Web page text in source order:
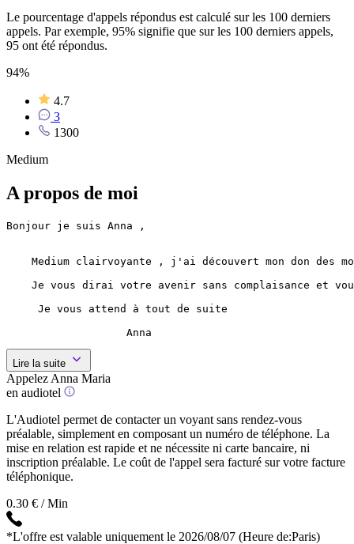
Le pourcentage d'appels répondus est calculé sur les 100 derniers
appels. Par exemple, 95% signifie que sur les 100 derniers appels,
95 ont été répondus.
94%
4.7
3
1300
Medium
A propos de moi
Bonjour je suis Anna ,
Medium clairvoyante , j'ai découvert mon don des
Je vous dirai votre avenir sans complaisance et
     Je vous attend à tout de suite
                   Anna
Lire la suite
Appelez Anna Maria
en audiotel
L'Audiotel permet de contacter un voyant sans rendez-vous
préalable, simplement en composant un numéro de téléphone. La
mise en relation est rapide et ne nécessite ni carte bancaire, ni
inscription préalable. Le coût de l'appel sera facturé sur votre facture
téléphonique.
0.30 € / Min
*L'offre est valable uniquement le 2026/08/07 (Heure de:Paris)